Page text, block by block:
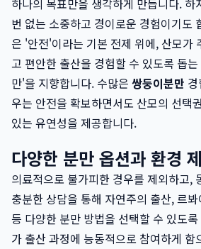
하나의 목표만을 생각하게 만듭니다. 하
번 없는 소중하고 경이로운 경험이기도
은 '안전'이라는 기본 전제 위에, 산모가
고 편안한 출산을 경험할 수 있도록 돕
만'을 지향합니다. 수많은 쌍둥이분만
우는 안전을 확보하면서도 산모의 선택
있는 유연성을 제공합니다.
다양한 분만 옵션과 환경
의료적으로 불가피한 경우를 제외하고,
충분한 상담을 통해 자연주의 출산, 르
등 다양한 분만 방법을 선택할 수 있도
가 출산 과정에 능동적으로 참여하게 함